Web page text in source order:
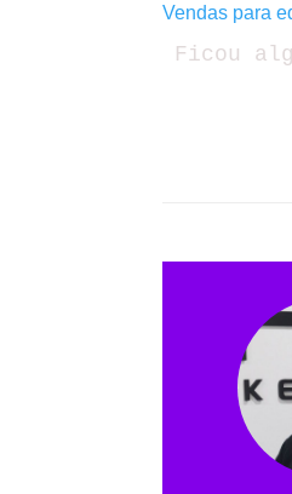
Vendas para
Ficou